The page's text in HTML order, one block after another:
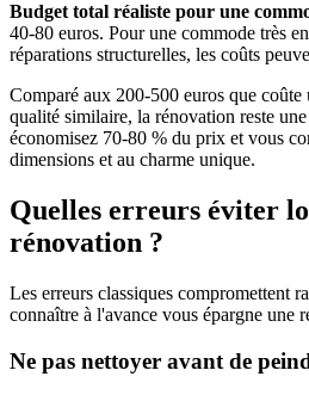
Budget total réaliste pour une
40-80 euros. Pour une commode très
réparations structurelles, les coûts
Comparé aux 200-500 euros que coûte
qualité similaire, la rénovation reste
économisez 70-80 % du prix et vous
dimensions et au charme unique.
Quelles erreurs éviter
rénovation ?
Les erreurs classiques compromettent
connaître à l'avance vous épargne une
Ne pas nettoyer avant de